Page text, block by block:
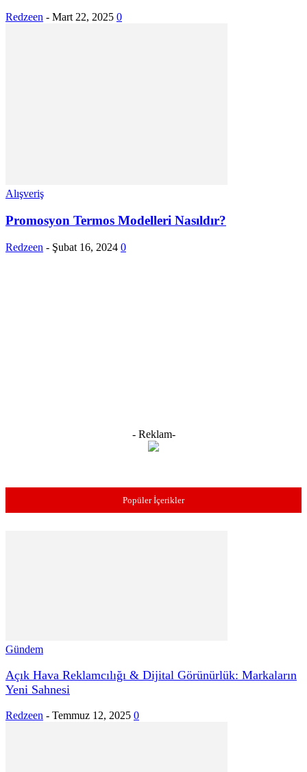
Redzeen - Mart 22, 2025 0
Alışveriş
Promosyon Termos Modelleri Nasıldır?
Redzeen - Şubat 16, 2024 0
- Reklam-
Popüler İçerikler
Gündem
Açık Hava Reklamcılığı & Dijital Görünürlük: Markaların
Yeni Sahnesi
Redzeen - Temmuz 12, 2025 0